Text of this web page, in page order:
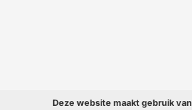
Deze website maakt gebruik van